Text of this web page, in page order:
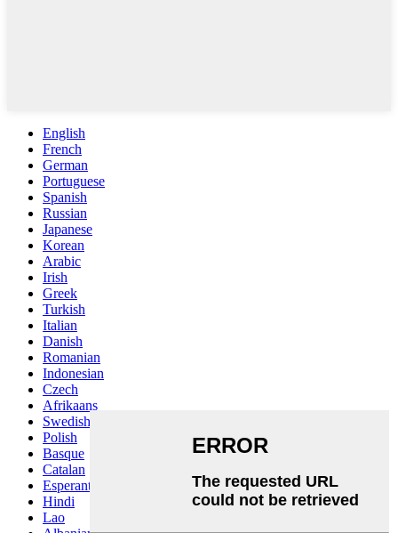
English
French
German
Portuguese
Spanish
Russian
Japanese
Korean
Arabic
Irish
Greek
Turkish
Italian
Danish
Romanian
Indonesian
Czech
Afrikaans
Swedish
Polish
Basque
Catalan
Esperanto
Hindi
Lao